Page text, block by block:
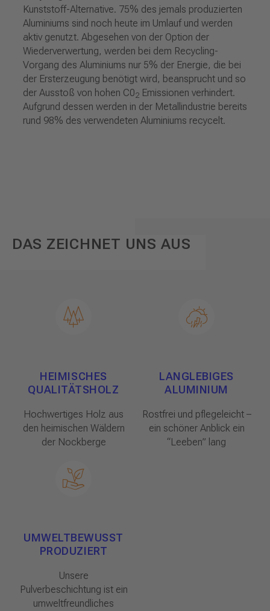
Kunststoff-Alternative. 75% des jemals produzierten
Aluminiums sind noch heute im Umlauf und werden
aktiv genutzt. Abgesehen von der Option der
Wiederverwertung, werden bei dem Recycling-
Vorgang des Aluminiums nur 5% der Energie, die bei
der Ersterzeugung benötigt wird, beansprucht und so
der Ausstoß von hohen C02 Emissionen verhindert.
Aufgrund dessen werden in der Metallindustrie bereits
rund 98% des verwendeten Aluminiums recycelt.
DAS ZEICHNET UNS AUS
HEIMISCHES
QUALITÄTSHOLZ
Hochwertiges Holz aus
den heimischen Wäldern
der Nockberge
LANGLEBIGES
ALUMINIUM
Rostfrei und pflegeleicht –
ein schöner Anblick ein
“Leeben” lang
UMWELTBEWUSST
PRODUZIERT
Unsere
Pulverbeschichtung ist ein
umweltfreundliches